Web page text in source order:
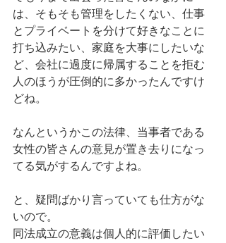
は、そもそも管理をしたくない、仕事
とプライベートを分けて好きなことに
打ち込みたい、家庭を大事にしたいな
ど、会社に過度に帰属することを拒む
人のほうが圧倒的に多かったんですけ
どね。
なんというかこの法律、当事者である
女性の皆さんの意見が置き去りになっ
てる気がするんですよね。
と、疑問ばかり言っていても仕方がな
いので。
同法成立の意義は個人的に評価したい